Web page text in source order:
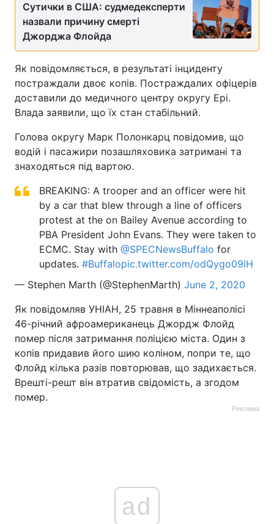
Сутички в США: судмедексперти
назвали причину смерті
Джорджа Флойда
Як повідомляється, в результаті інциденту
постраждали двоє копів. Постраждалих офіцерів
доставили до медичного центру округу Ері.
Влада заявили, що їх стан стабільний.
Голова округу Марк Полонкарц повідомив, що
водій і пасажири позашляховика затримані та
знаходяться під вартою.
BREAKING: A trooper and an officer were hit
by a car that blew through a line of officers
protest at the on Bailey Avenue according to
PBA President John Evans. They were taken to
ECMC. Stay with @SPECNewsBuffalo for
updates. #Buffalopic.twitter.com/odQygo09lH
— Stephen Marth (@StephenMarth) June 2, 2020
Як повідомляв УНІАН, 25 травня в Міннеаполісі
46-річний афроамериканець Джордж Флойд
помер після затримання поліцією міста. Один з
копів придавив його шию коліном, попри те, що
Флойд кілька разів повторював, що задихається.
Врешті-решт він втратив свідомість, а згодом
помер.
Реклама
ad